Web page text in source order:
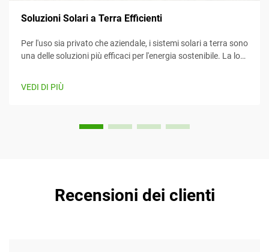
Soluzioni Solari a Terra Efficienti
Per l'uso sia privato che aziendale, i sistemi solari a terra sono
una delle soluzioni più efficaci per l'energia sostenibile. La loro
aggiunta, la manutenzione e l'installazione sono...
VEDI DI PIÙ
Recensioni dei clienti